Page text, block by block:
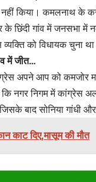
नहीं किया। कमलनाथ के
के छिंदी गांव में जनसभा
को विधायक चुना था
में जीत…
अपने आप को कमजोर
नगर निगम में कांग्रेस
बाद सोनिया गांधी
काट दिए,मासूम की मौत